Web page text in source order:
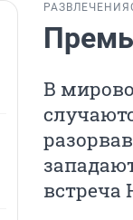
РАЗВЛЕЧЕНИЯ
В
встреча